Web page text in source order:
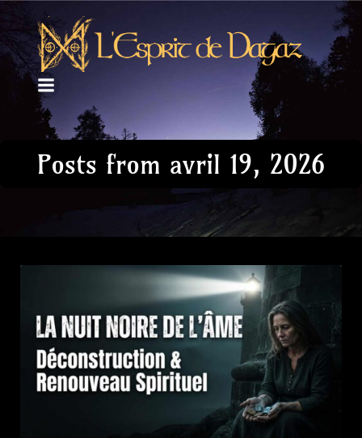
Posts from avril 19, 2026